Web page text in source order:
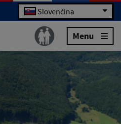
Slovenčina
Menu